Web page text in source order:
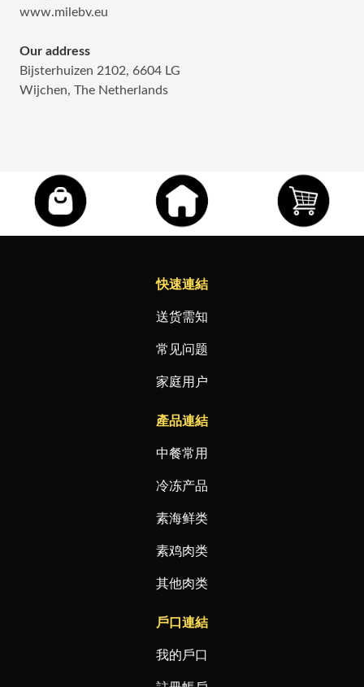
www.milebv.eu
Our address
Bijsterhuizen 2102, 6604 LG
Wijchen, The Netherlands
快速連結
送货需知
常见问题
家庭用户
產品連結
中餐常用
冷冻产品
素海鲜类
素鸡肉类
其他肉类
戶口連結
我的戶口